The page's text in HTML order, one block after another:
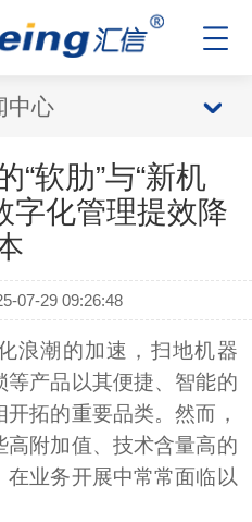
中心
“软肋”与“新机
字化管理提效降
07-29 09:26:48
浪潮的加速，扫地机器
等产品以其便捷、智能的
拓的重要品类。然而，
附加值、技术含量高的
业务开展中常常面临以